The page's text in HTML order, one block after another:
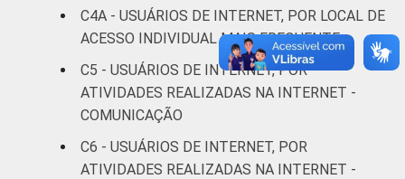
De 35 a 44
anos
89 7
De 45 a 59
anos
81 15
De 60 anos
ou mais
79
C4A - USUÁRIOS DE INTERNET, POR LOCAL DE
ACESSO INDIVIDUAL MAIS FREQUENTE
C5 - USUÁRIOS DE INTERNET, POR
ATIVIDADES REALIZADAS NA INTERNET -
COMUNICAÇÃO
C6 - USUÁRIOS DE INTERNET, POR
ATIVIDADES REALIZADAS NA INTERNET -